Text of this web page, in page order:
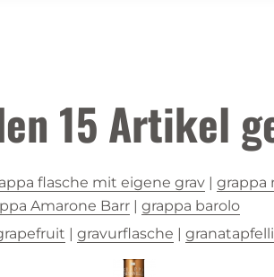
15Artikel
flasche mit eigene grav| grappa
Amarone Barr| grappa barolo
| gravurflasche |